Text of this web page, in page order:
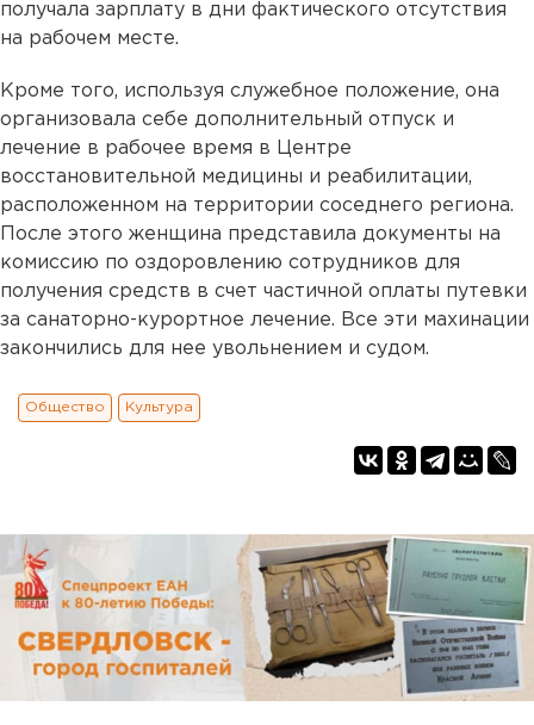
получала зарплату в дни фактического отсутствия
на рабочем месте.
Кроме того, используя служебное положение, она
организовала себе дополнительный отпуск и
лечение в рабочее время в Центре
восстановительной медицины и реабилитации,
расположенном на территории соседнего региона.
После этого женщина представила документы на
комиссию по оздоровлению сотрудников для
получения средств в счет частичной оплаты путевки
за санаторно-курортное лечение. Все эти махинации
закончились для нее увольнением и судом.
Общество Культура